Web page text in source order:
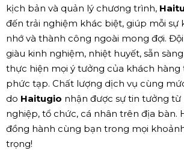
kịch bản và quản lý chương trình,
đến trải nghiệm khác biệt, giúp mỗi sự
nhớ và thành công ngoài mong đợi.
giàu kinh nghiệm, nhiệt huyết, sẵn
thực hiện mọi ý tưởng của khách hàng
phức tạp. Chất lượng dịch vụ cùng
do Haitugio nhận được sự tin tưởng từ
nghiệp, tổ chức, cá nhân trên địa bàn.
đồng hành cùng bạn trong mọi
trọng!